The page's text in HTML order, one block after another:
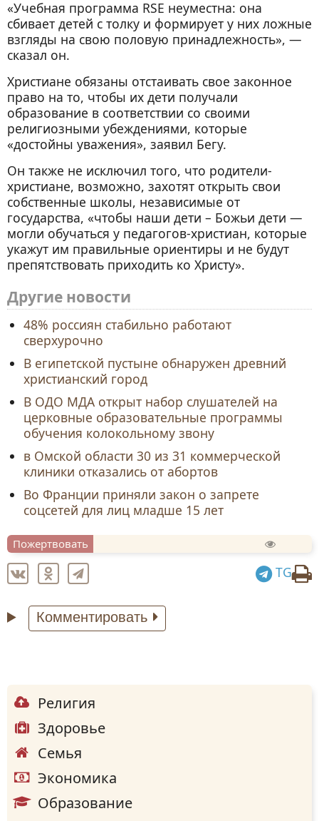
«Учебная программа RSE неуместна: она
сбивает детей с толку и формирует у них ложные
взгляды на свою половую принадлежность», —
сказал он.
Христиане обязаны отстаивать свое законное
право на то, чтобы их дети получали
образование в соответствии со своими
религиозными убеждениями, которые
«достойны уважения», заявил Бегу.
Он также не исключил того, что родители-
христиане, возможно, захотят открыть свои
собственные школы, независимые от
государства, «чтобы наши дети – Божьи дети —
могли обучаться у педагогов-христиан, которые
укажут им правильные ориентиры и не будут
препятствовать приходить ко Христу».
Другие новости
48% россиян стабильно работают
сверхурочно
В египетской пустыне обнаружен древний
христианский город
В ОДО МДА открыт набор слушателей на
церковные образовательные программы
обучения колокольному звону
в Омской области 30 из 31 коммерческой
клиники отказались от абортов
Во Франции приняли закон о запрете
соцсетей для лиц младше 15 лет
Пожертвовать
TG
Комментировать
Религия
Здоровье
Семья
Экономика
Образование